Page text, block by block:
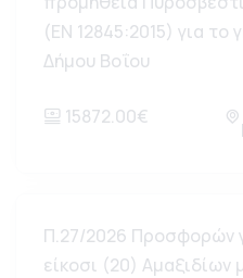
(ΕΝ 12845:2015) για το
Δήμου Βοΐου
15872.00€
Π.27/2026 Προσφορών
είκοσι (20)